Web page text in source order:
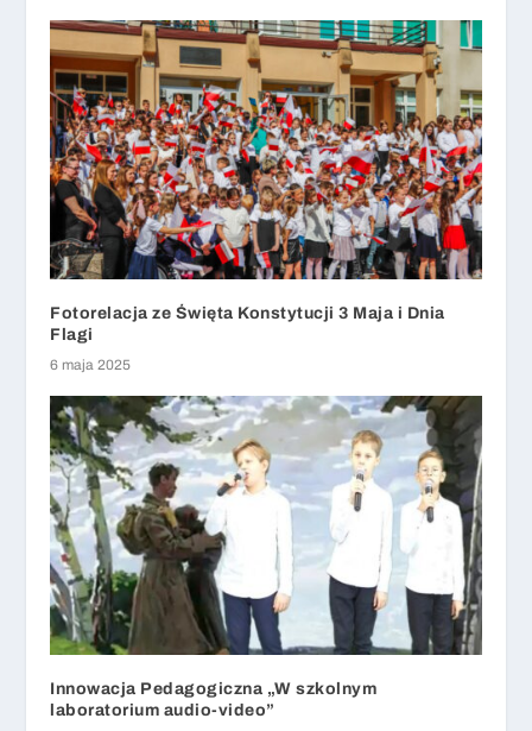
Fotorelacja ze Święta Konstytucji 3 Maja i Dnia
Flagi
6 maja 2025
Innowacja Pedagogiczna „W szkolnym
laboratorium audio-video”